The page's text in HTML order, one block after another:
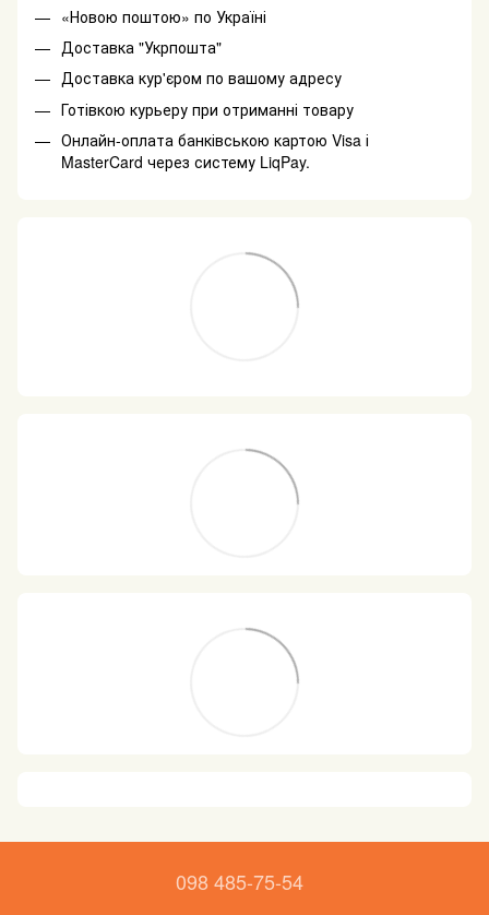
«Новою поштою» по Україні
Доставка "Укрпошта"
Доставка кур'єром по вашому адресу
Готівкою курьеру при отриманні товару
Онлайн-оплата банківською картою Visa і
MasterCard через систему LiqPay.
098 485-75-54